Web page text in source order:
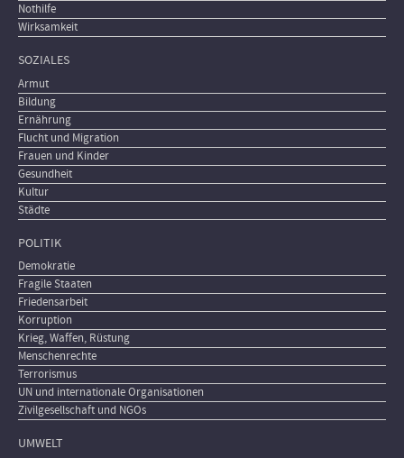
Nothilfe
Wirksamkeit
SOZIALES
Armut
Bildung
Ernährung
Flucht und Migration
Frauen und Kinder
Gesundheit
Kultur
Städte
POLITIK
Demokratie
Fragile Staaten
Friedensarbeit
Korruption
Krieg, Waffen, Rüstung
Menschenrechte
Terrorismus
UN und internationale Organisationen
Zivilgesellschaft und NGOs
UMWELT